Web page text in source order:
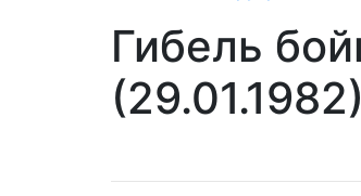
Гибель
(29.01.1982)